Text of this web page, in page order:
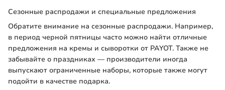
Сезонные распродажи и специальные предложения
Обратите внимание на сезонные распродажи. Например,
в период черной пятницы часто можно найти отличные
предложения на кремы и сыворотки от PAYOT. Также не
забывайте о праздниках — производители иногда
выпускают ограниченные наборы, которые также могут
подойти в качестве подарка.